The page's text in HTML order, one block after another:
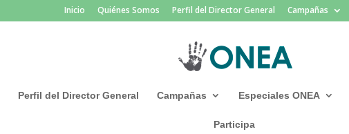
Inicio Quiénes Somos Perfil del Director General Campañas
Perfil del Director General Campañas Especiales ONEA
Participa